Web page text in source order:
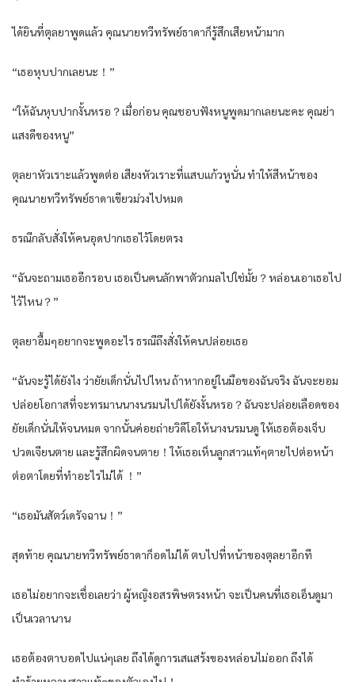
ได้ยินที่ตุลยาพูดแล้ว คุณนายทวีทรัพย์ธาดาก็รู้สึกเสียหน้ามาก
“เธอหุบปากเลยนะ！”
“ให้ฉันหุบปากงั้นหรอ？เมื่อก่อน คุณชอบฟังหนูพูดมากเลยนะคะ คุณย่า
แสงดีของหนู”
ตุลยาหัวเราะแล้วพูดต่อ เสียงหัวเราะที่แสบแก้วหูนั่น ทำให้สีหน้าของ
คุณนายทวีทรัพย์ธาดาเขียวม่วงไปหมด
ธรณีกลับสั่งให้คนอุดปากเธอไว้โดยตรง
“ฉันจะถามเธออีกรอบ เธอเป็นคนลักพาตัวกมลไปใช่มั้ย？หล่อนเอาเธอไป
ไว้ไหน？”
ตุลยาอื้มๆอยากจะพูดอะไร ธรณีถึงสั่งให้คนปล่อยเธอ
“ฉันจะรู้ได้ยังไง ว่ายัยเด็กนั่นไปไหน ถ้าหากอยู่ในมือของฉันจริง ฉันจะยอม
ปล่อยโอกาสที่จะทรมานนางนรมนไปได้ยังงั้นหรอ？ฉันจะปล่อยเลือดของ
ยัยเด็กนั่นให้จนหมด จากนั้นค่อยถ่ายวิดีโอให้นางนรมนดู ให้เธอต้องเจ็บ
ปวดเจียนตาย และรู้สึกผิดจนตาย！ให้เธอเห็นลูกสาวแท้ๆตายไปต่อหน้า
ต่อตาโดยที่ทำอะไรไม่ได้ ！”
“เธอมันสัตว์เดรัจฉาน！”
สุดท้าย คุณนายทวีทรัพย์ธาดาก็อดไม่ได้ ตบไปที่หน้าของตุลยาอีกที
เธอไม่อยากจะเชื่อเลยว่า ผู้หญิงอสรพิษตรงหน้า จะเป็นคนที่เธอเอ็นดูมา
เป็นเวลานาน
เธอต้องตาบอดไปแน่ๆเลย ถึงได้ดูการเสแสร้งของหล่อนไม่ออก ถึงได้